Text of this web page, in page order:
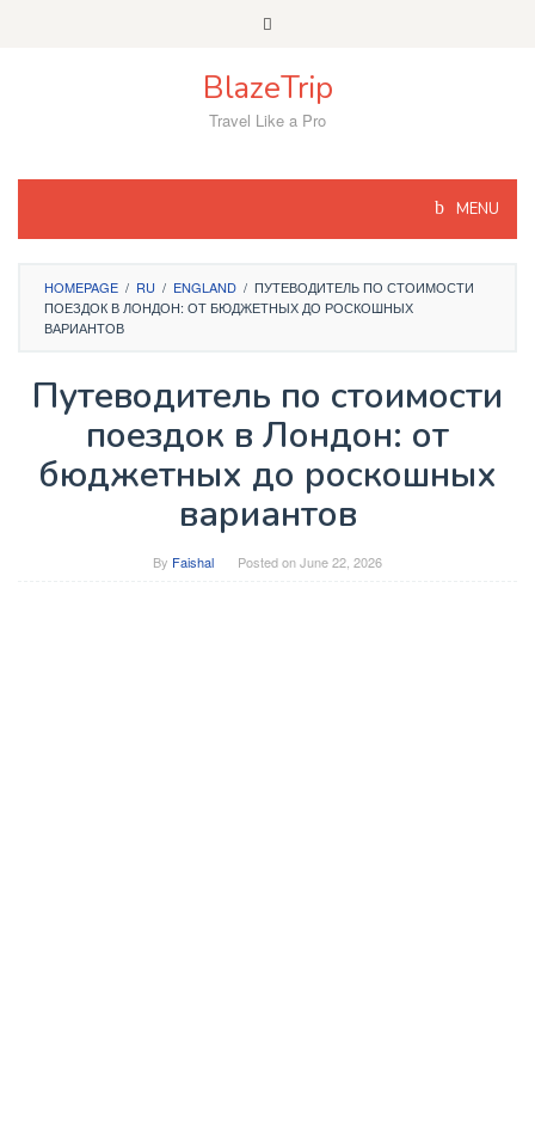
BlazeTrip
Travel Like a Pro
MENU
HOMEPAGE / RU / ENGLAND / ПУТЕВОДИТЕЛЬ ПО СТОИМОСТИ
ПОЕЗДОК В ЛОНДОН: ОТ БЮДЖЕТНЫХ ДО РОСКОШНЫХ
ВАРИАНТОВ
Путеводитель по стоимости
поездок в Лондон: от
бюджетных до роскошных
вариантов
By Faishal Posted onJune 22, 2026